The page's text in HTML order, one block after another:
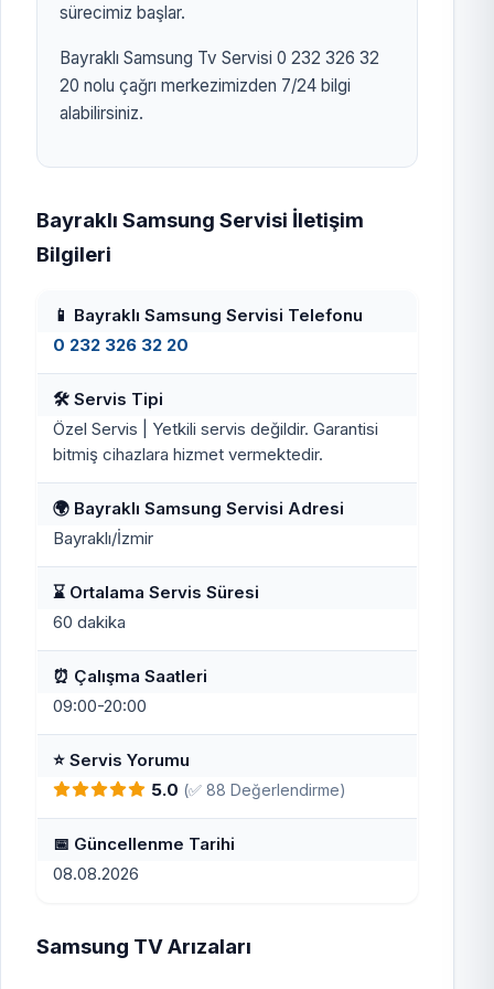
sürecimiz başlar.
Bayraklı Samsung Tv Servisi 0 232 326 32
20 nolu çağrı merkezimizden 7/24 bilgi
alabilirsiniz.
Bayraklı Samsung Servisi İletişim
Bilgileri
📱 Bayraklı Samsung Servisi Telefonu
0 232 326 32 20
🛠️ Servis Tipi
Özel Servis | Yetkili servis değildir. Garantisi
bitmiş cihazlara hizmet vermektedir.
🌍 Bayraklı Samsung Servisi Adresi
Bayraklı/İzmir
⌛ Ortalama Servis Süresi
60 dakika
⏰ Çalışma Saatleri
09:00-20:00
⭐ Servis Yorumu
5.0 (✅ 88 Değerlendirme)
📅 Güncellenme Tarihi
08.08.2026
Samsung TV Arızaları